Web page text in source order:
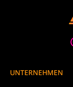
UNTERNEHMEN